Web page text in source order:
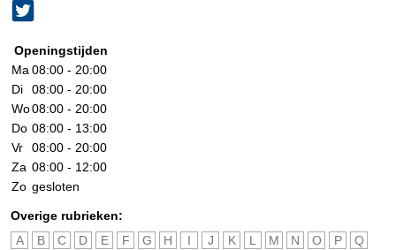
Openingstijden
Ma 08:00 - 20:00
Di
08:00 - 20:00
Wo08:00 - 20:00
Do 08:00 - 13:00
Vr
08:00 - 20:00
Za 08:00 - 12:00
Zo gesloten
Overige rubrieken:
A
B C D E F G H I J K L M N O P
Q